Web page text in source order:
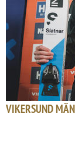
VIKERSUND